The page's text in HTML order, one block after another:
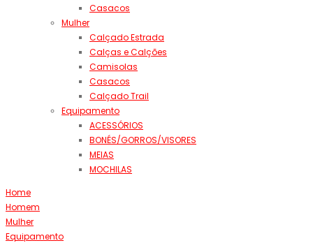
Casacos
Mulher
Calçado Estrada
Calças e Calções
Camisolas
Casacos
Calçado Trail
Equipamento
ACESSÓRIOS
BONÉS/GORROS/VISORES
MEIAS
MOCHILAS
Home
Homem
Mulher
Equipamento